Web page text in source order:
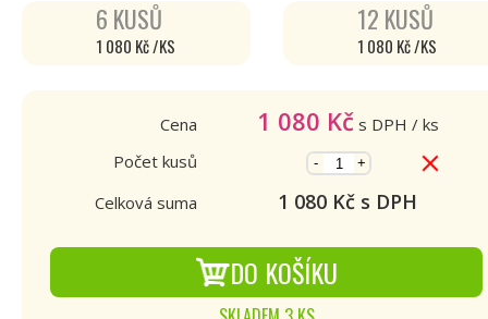
6 KUSŮ
1 080 Kč /KS
12 KUSŮ
1 080 Kč /KS
Cena 1 080 Kč s DPH / ks
Počet kusů
- +
Celková suma 1 080 Kč s DPH
DO KOŠÍKU